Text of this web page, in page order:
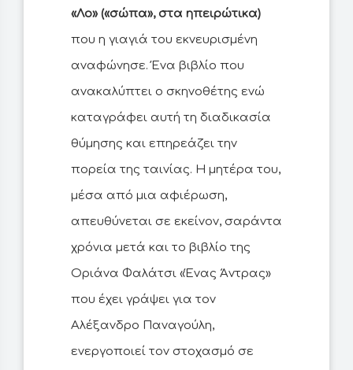
«Λο» («σώπα», στα ηπειρώτικα)
που η γιαγιά του εκνευρισμένη
αναφώνησε. Ένα βιβλίο που
ανακαλύπτει ο σκηνοθέτης ενώ
καταγράφει αυτή τη διαδικασία
θύμησης και επηρεάζει την
πορεία της ταινίας. Η μητέρα του,
μέσα από μια αφιέρωση,
απευθύνεται σε εκείνον, σαράντα
χρόνια μετά και το βιβλίο της
Οριάνα Φαλάτσι «Ένας Άντρας»
που έχει γράψει για τον
Αλέξανδρο Παναγούλη,
ενεργοποιεί τον στοχασμό σε